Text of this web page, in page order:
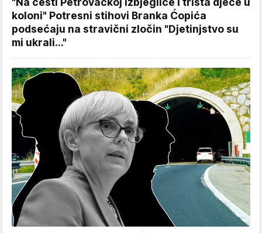
koloni" Potresni stihovi Branka Ćopića
podsećaju na stravični zločin "Djetinjstvo su
mi ukrali..."